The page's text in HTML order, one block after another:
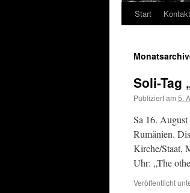
Zum
springen
Start Kontakt
Soli-Tag
Publiziert am 5.
Sa 16.
Rumänien.
Kirche/Staat,
Uhr: „The
Veröffentlicht